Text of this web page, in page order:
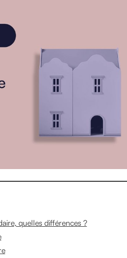
quelles différences ?